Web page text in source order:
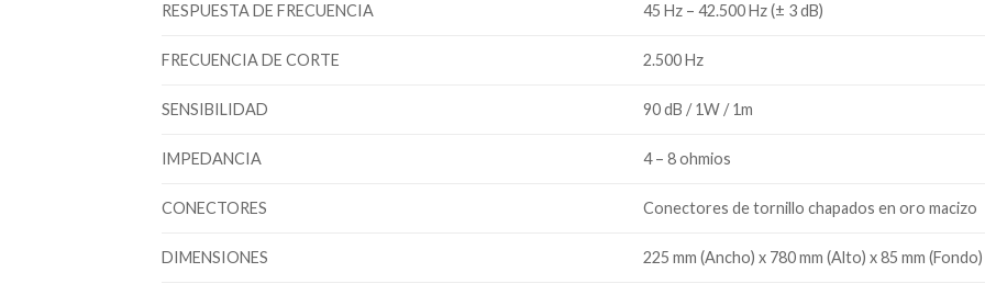
RESPUESTA DE FRECUENCIA 45 Hz – 42.500 Hz (± 3 dB)
FRECUENCIA DE CORTE 2.500 Hz
SENSIBILIDAD 90 dB / 1W / 1m
IMPEDANCIA 4 – 8 ohmios
CONECTORES Conectores de tornillo chapados en oro macizo
DIMENSIONES 225 mm (Ancho) x 780 mm (Alto) x 85 mm (Fondo)